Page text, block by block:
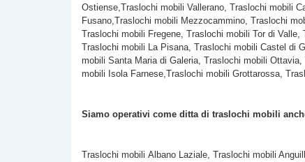
Ostiense,Traslochi mobili Vallerano, Traslochi mobili
Fusano,Traslochi mobili Mezzocammino, Traslochi
Traslochi mobili Fregene, Traslochi mobili Tor di
Traslochi mobili La Pisana, Traslochi mobili Castel di
mobili Santa Maria di Galeria, Traslochi mobili
mobili Isola Farnese,Traslochi mobili Grottarossa,
Siamo operativi come ditta di traslochi mobili
Traslochi mobili Albano Laziale, Traslochi mobili